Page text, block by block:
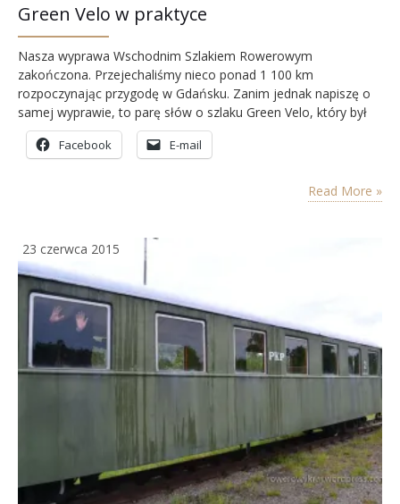
Green Velo w praktyce
Nasza wyprawa Wschodnim Szlakiem Rowerowym
zakończona. Przejechaliśmy nieco ponad 1 100 km
rozpoczynając przygodę w Gdańsku. Zanim jednak napiszę o
samej wyprawie, to parę słów o szlaku Green Velo, który był
celem i wyznacznikiem naszej podróży. Każdy kto choć trochę
interesuje się turystyką rowerową z pewnością słyszał o
Facebook E-mail
Read More »
23 czerwca 2015